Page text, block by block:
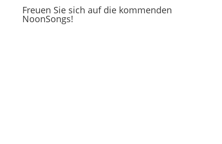
Freuen Sie sich auf die kommenden
NoonSongs!